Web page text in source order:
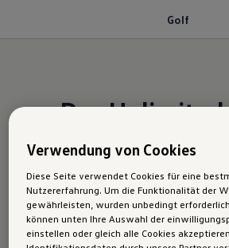
Golf
Das
für den Golf
Lerne die verschiedenen
Verwendung von Cookies
Diese Seite verwendet Cookies für eine
Nutzererfahrung. Um die Funktionalität der
gewährleisten, wurden unbedingt
können unten Ihre Auswahl der
einstellen oder gleich alle Cookies